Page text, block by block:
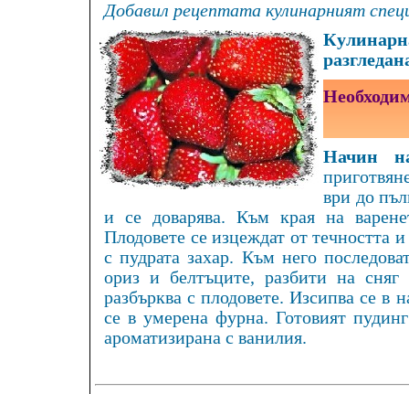
Добавил рецептата кулинарният
Начин
ври до
и се доварява. Към края на
Плодовете се изцеждат от течността
с пудрата захар. Към него
ориз и белтъците, разбити на сняг
разбърква с плодовете. Изсипва се в
се в умерена фурна. Готовият
ароматизирана с ванилия.